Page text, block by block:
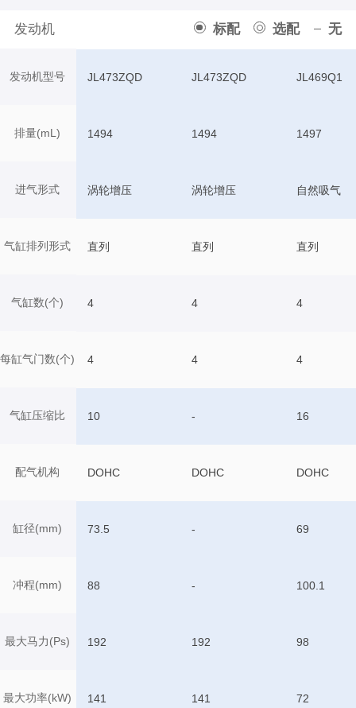
发动机 标配 选配 无
发动机型号
排量(mL)
进气形式
气缸排列形式
气缸数(个)
每缸气门数(个)
气缸压缩比
配气机构
缸径(mm)
冲程(mm)
最大马力(Ps)
最大功率(kW)
JL473ZQD JL473ZQD JL469Q1
1494 1494 1497
涡轮增压 涡轮增压 自然吸气
直列 直列 直列
4 4 4
4 4 4
10 - 16
DOHC DOHC DOHC
73.5 - 69
88 - 100.1
192 192 98
141 141 72